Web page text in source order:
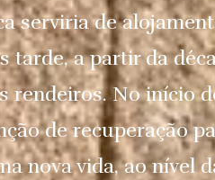
serviria de
tarde, a partir da
rendeiros. No início
de recuperação
nova vida, ao nível